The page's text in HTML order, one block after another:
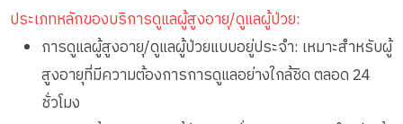
ประเภทหลักของบริการดูแลผู้สูงอายุ/ดูแลผู้ป่วย:
การดูแลผู้สูงอายุ/ดูแลผู้ป่วยแบบอยู่ประจำ: เหมาะสำหรับผู้
สูงอายุที่มีความต้องการการดูแลอย่างใกล้ชิด ตลอด 24
ชั่วโมง